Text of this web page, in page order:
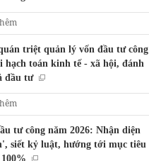
triệt quản lý vốn đầu tư công
hạch toán kinh tế - xã hội, đánh
đầu tư
tư công năm 2026: Nhận diện
siết kỷ luật, hướng tới mục tiêu